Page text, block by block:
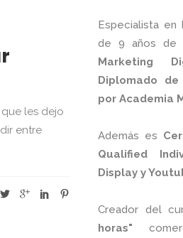
les dejo
entre
Especialista en
de 9 años de
Marketing
Diplomado
por Academia
Además es
Qualified
Display y
Creador del
horas"